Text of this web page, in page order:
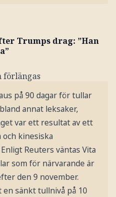
Trumps drag: ”Han
förlängas
på 90 dagar för tullar
annat leksaker,
var ett resultat av ett
kinesiska
Reuters väntas Vita
som för närvarande är
den 9 november.
sänkt tullnivå på 10